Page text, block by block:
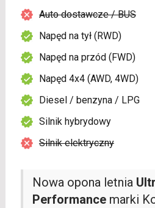
Nowa opona letnia
Performancemarki
Auto dostawcze / BUS
Napęd na tył (RWD)
Napęd na przód (FWD)
Napęd 4x4 (AWD, 4WD)
Diesel / benzyna / LPG
Silnik hybrydowy
Silnik elektryczny